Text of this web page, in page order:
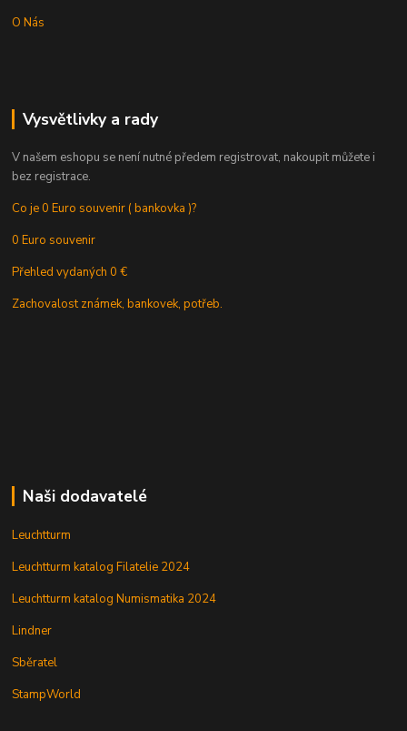
O Nás
Vysvětlivky a rady
V našem eshopu se není nutné předem registrovat, nakoupit můžete i
bez registrace.
Co je 0 Euro souvenir ( bankovka )?
0 Euro souvenir
Přehled vydaných 0 €
Zachovalost známek, bankovek, potřeb.
Naši dodavatelé
Leuchtturm
Leuchtturm katalog Filatelie 2024
Leuchtturm katalog Numismatika 2024
Lindner
Sběratel
StampWorld